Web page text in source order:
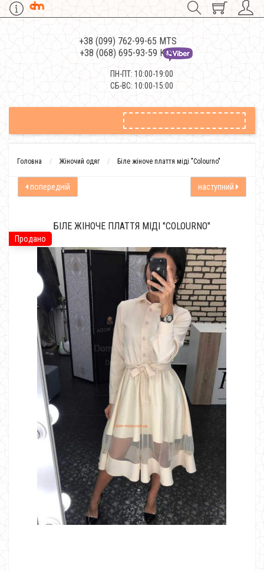
+38 (099) 762-99-65 MTS
+38 (068) 695-93-59 Kievstar
ПН-ПТ: 10:00-19:00
СБ-ВС: 10:00-15:00
Головна Жіночий одяг Біле жіноче плаття міді "Colourno"
попередній наступний
Продано
БІЛЕ ЖІНОЧЕ ПЛАТТЯ МІДІ "COLOURNO"